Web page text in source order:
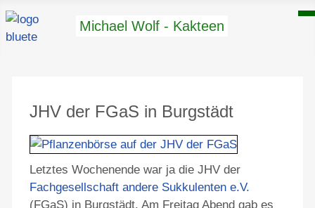
Michael Wolf - Kakteen
JHV der FGaS in Burgstädt
Letztes Wochenende war ja die JHV der
Fachgesellschaft andere Sukkulenten e.V.
(FGaS) in Burgstädt. Am Freitag Abend gab es